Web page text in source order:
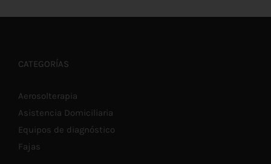
CATEGORÍAS
Aerosolterapia
Asistencia Domiciliaria
Equipos de diagnóstico
Fajas